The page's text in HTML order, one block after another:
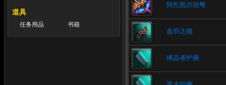
道具
任务用品 书籍
阿扎凯尔劲弩
血羽之握
缚晶者护腕